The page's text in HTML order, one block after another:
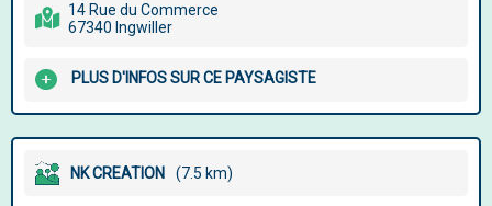
14 Rue du Commerce
67340 Ingwiller
PLUS D'INFOS SUR CE PAYSAGISTE
NK CREATION (7.5 km)